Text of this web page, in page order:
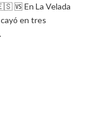
🆚 En La Velada
en tres